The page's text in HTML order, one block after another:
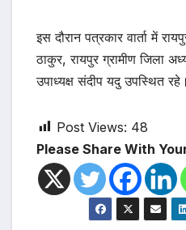
इस दौरान पत्रकार वार्ता में
ठाकुर, रायपुर ग्रामीण जिला
उपाध्यक्ष संदीप यदु उपस्थित रहे।
Post Views: 48
Please Share With